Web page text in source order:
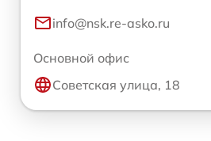
info@nsk.re-asko.ru
Основной офис
Советская улица, 18